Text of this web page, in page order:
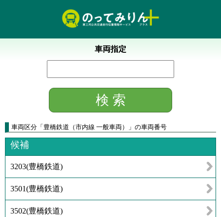
車両指定
車両区分 「 豊橋鉄道（市内線 一般車両） 」 の車両番号
候補
3203(豊橋鉄道)
3501(豊橋鉄道)
3502(豊橋鉄道)